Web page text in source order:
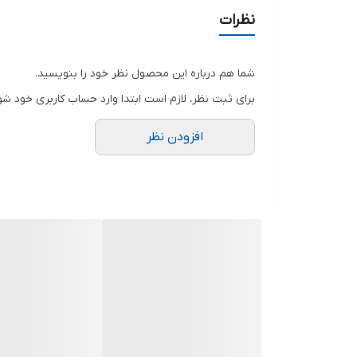
نظرات
شما هم درباره این محصول نظر خود را بنویسید.
برای ثبت نظر، لازم است ابتدا وارد حساب کاربری خود
افزودن نظر